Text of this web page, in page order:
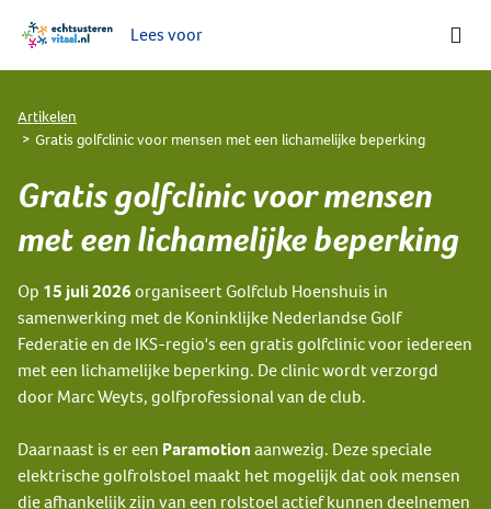
Lees voor
Artikelen
Gratis golfclinic voor mensen met een lichamelijke beperking
Gratis golfclinic voor mensen
met een lichamelijke beperking
Op 15 juli 2026organiseert Golfclub Hoenshuis in
samenwerking met de Koninklijke Nederlandse Golf
Federatie en de IKS-regio's een gratis golfclinic voor iedereen
met een lichamelijke beperking. De clinic wordt verzorgd
door Marc Weyts, golfprofessional van de club.
Daarnaast is er een Paramotionaanwezig. Deze speciale
elektrische golfrolstoel maakt het mogelijk dat ook mensen
die afhankelijk zijn van een rolstoel actief kunnen deelnemen